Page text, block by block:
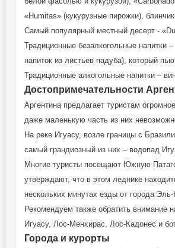
«Humitas» (кукурузные пирожки),
Самый популярный местный десерт -
Традиционные безалкогольные напитки
напиток из листьев падуба), который
Традиционные алкогольные напитки –
Достопримечательности
Аргентина предлагает туристам
даже маленькую часть из них
На реке Игуасу, возле границы с
самый грандиозный из них – водопад
Многие туристы посещают Южную
утверждают, что в этом леднике
нескольких минутах езды от города
Рекомендуем также обратить внимание
Игуасу, Лос-Менхирас, Лос-Кадонес и
Города и курорты